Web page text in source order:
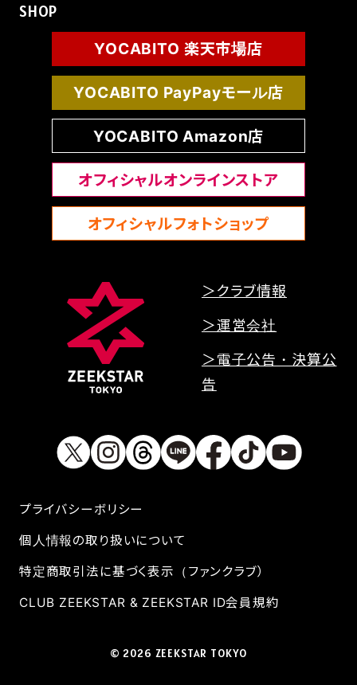
SHOP
YOCABITO 楽天市場店
YOCABITO PayPayモール店
YOCABITO Amazon店
オフィシャルオンラインストア
オフィシャルフォトショップ
＞クラブ情報
＞運営会社
＞電子公告・決算公
告
プライバシーボリシー
個人情報の取り扱いについて
特定商取引法に基づく表示（ファンクラブ）
CLUB ZEEKSTAR & ZEEKSTAR ID会員規約
© 2026 ZEEKSTAR TOKYO